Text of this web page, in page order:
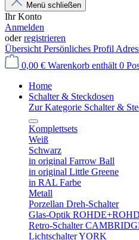
Menü schließen
Ihr Konto
Anmelden
oderregistrieren
Übersicht Persönliches Profil
0,00 € Warenkorb enthält 0
Home
Schalter & Steckdosen
Zur Kategorie Schalter &
Komplettsets
Weiß
Schwarz
in original Farrow Ball
in original Little Greene
in RAL Farbe
Metall
Porzellan Dreh-Schalter
Glas-Optik
Retro-Schalter
Lichtschalter YORK